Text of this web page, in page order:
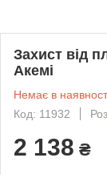
Захист від
Акемі
Немає в
Код: 11932
2 138 ₴